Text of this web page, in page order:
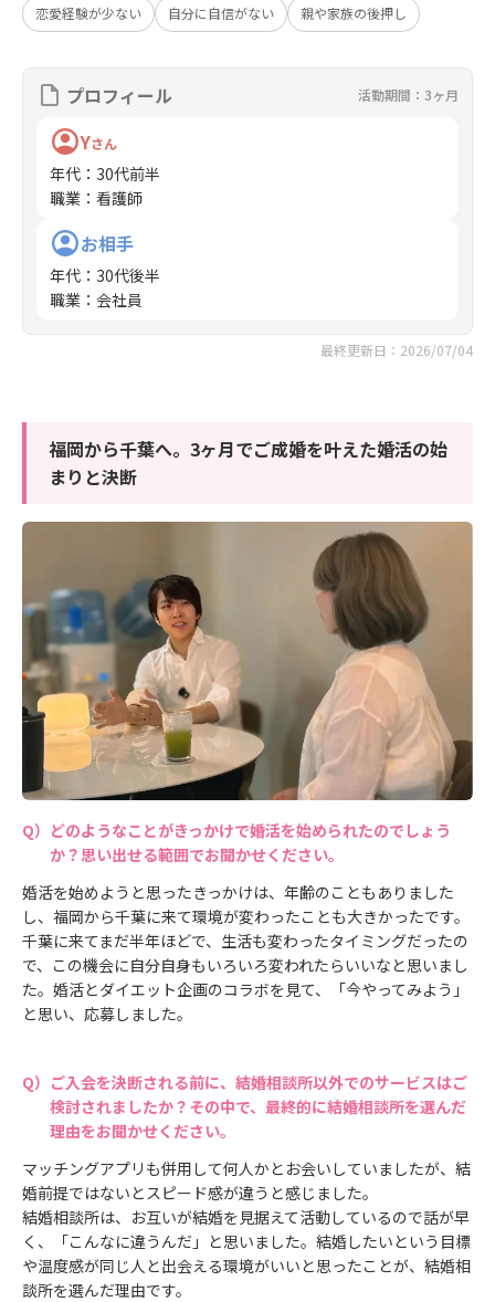
恋愛経験が少ない 自分に自信がない 親や家族の後押し
プロフィール 活動期間：3ヶ月
Yさん
年代 ： 30代前半
職業 ： 看護師
お相手
年代 ： 30代後半
職業 ： 会社員
最終更新日：2026/07/04
福岡から千葉へ。3ヶ月でご成婚を叶えた婚活の始
まりと決断
どのようなことがきっかけで婚活を始められたのでしょう
か？思い出せる範囲でお聞かせください。
婚活を始めようと思ったきっかけは、年齢のこともありました
し、福岡から千葉に来て環境が変わったことも大きかったです。
千葉に来てまだ半年ほどで、生活も変わったタイミングだったの
で、この機会に自分自身もいろいろ変われたらいいなと思いまし
た。婚活とダイエット企画のコラボを見て、「今やってみよう」
と思い、応募しました。
ご入会を決断される前に、結婚相談所以外でのサービスはご
検討されましたか？その中で、最終的に結婚相談所を選んだ
理由をお聞かせください。
マッチングアプリも併用して何人かとお会いしていましたが、結
婚前提ではないとスピード感が違うと感じました。
結婚相談所は、お互いが結婚を見据えて活動しているので話が早
く、「こんなに違うんだ」と思いました。結婚したいという目標
や温度感が同じ人と出会える環境がいいと思ったことが、結婚相
談所を選んだ理由です。